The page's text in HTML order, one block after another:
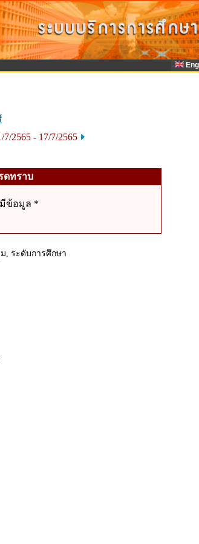
7/2565 - 17/7/2565
ดทราบ
ข้อมูล *
, ระดับการศึกษา